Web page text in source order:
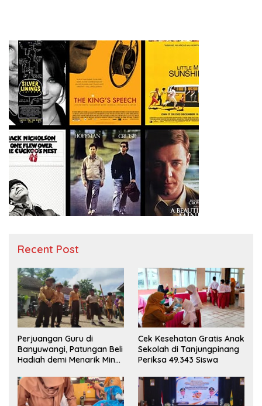
Recent Post
Perjuangan Guru di
Banyuwangi, Patungan Beli
Hadiah demi Menarik Minat
Cek Kesehatan Gratis Anak
Sekolah di Tanjungpinang
Periksa 49.343 Siswa